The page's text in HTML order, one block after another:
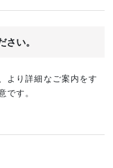
い。
より詳細なご案内をす
す。